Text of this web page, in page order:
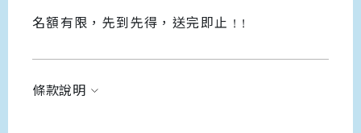
名額有限，先到先得，送完即止 ! !
條款說明